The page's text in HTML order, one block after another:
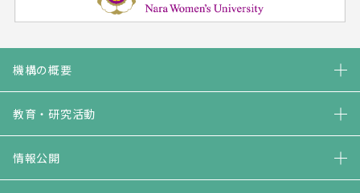
機構の概要
教育・研究活動
情報公開